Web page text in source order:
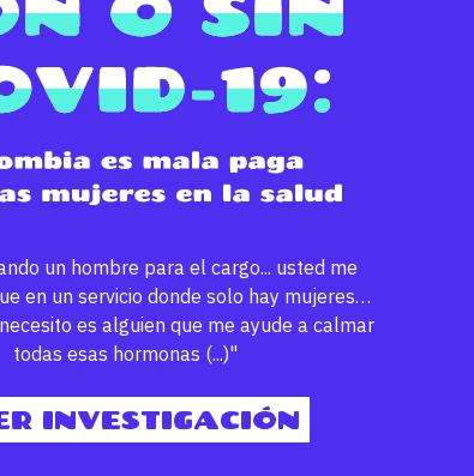
un hombre para el cargo... usted me
en un servicio donde solo hay mujeres…
es alguien que me ayude a calmar
todas esas hormonas (...)"
INVESTIGACIÓN